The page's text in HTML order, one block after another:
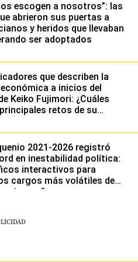
escogen a nosotros”: las
abrieron sus puertas a
y heridos que llevaban
ser adoptados
que describen la
a inicios del
Keiko Fujimori: ¿Cuáles
retos de su
2021-2026 registró
en inestabilidad política:
interactivos para
cargos más volátiles de
cinco años